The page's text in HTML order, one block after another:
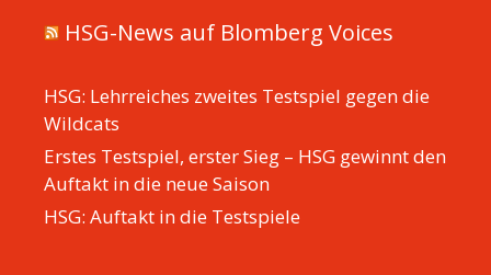
HSG-News auf Blomberg Voices
HSG: Lehrreiches zweites Testspiel gegen die
Wildcats
Erstes Testspiel, erster Sieg – HSG gewinnt den
Auftakt in die neue Saison
HSG: Auftakt in die Testspiele